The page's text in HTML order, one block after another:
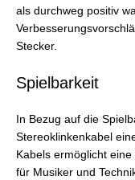
als durchweg positiv
Stecker.
Spielbarkeit
In Bezug auf die
Stereoklinkenkabel
Kabels ermöglicht
für Musiker und